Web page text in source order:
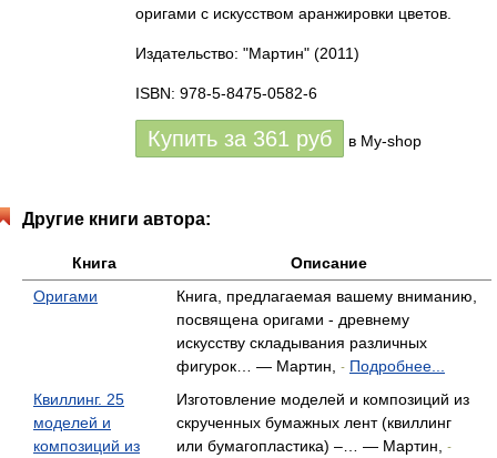
оригами с искусством аранжировки цветов.
Издательство: "Мартин" (2011)
ISBN: 978-5-8475-0582-6
Купить за 361 руб в My-shop
Другие книги автора:
Книга
Описание
Оригами
Книга, предлагаемая вашему вниманию,
посвящена оригами - древнему
искусству складывания различных
фигурок… — Мартин,
- Подробнее...
Квиллинг. 25
моделей и
композиций из
Изготовление моделей и композиций из
скрученных бумажных лент (квиллинг
или бумагопластика) –… — Мартин,
-